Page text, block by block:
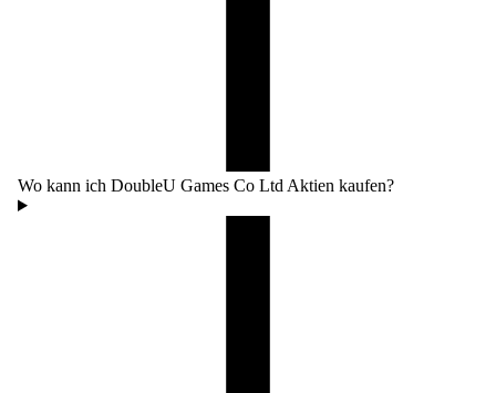
Wo kann ich DoubleU Games Co Ltd Aktien kaufen?